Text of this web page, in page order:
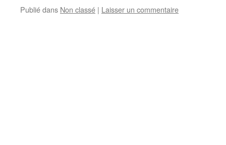
Publié dans Non classé | Laisser un commentaire